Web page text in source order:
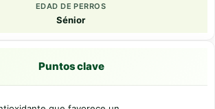
EDAD DE PERROS
Sénior
Puntos clave